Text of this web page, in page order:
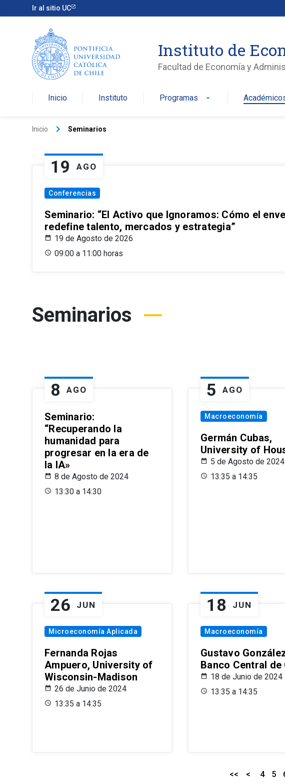
Ir al sitio UC
Instituto de
Facultad de Economía y
Inicio Instituto Programas arrow_drop_down
Inicio keyboard_arrow_right Seminarios
19 AGO
Conferencias
Seminario: “El Activo que Ignoramos: Cómo el
redefine talento, mercados y estrategia”
19 de Agosto de 2026
09:00 a 11:00 horas
Seminarios
8 AGO
Seminario:
“Recuperando la
humanidad para
progresar en la era de
la IA»
8 de Agosto de 2024
13:30 a 14:30
5 AGO
Macroeconomía
Germán Cubas,
University of
5 de Agosto de 2024
13:35 a 14:35
26 JUN
Microeconomía Aplicada
Fernanda Rojas
Ampuero, University of
Wisconsin-Madison
26 de Junio de 2024
13:35 a 14:35
18 JUN
Macroeconomía
Gustavo
Banco Central de
18 de Junio de 2024
13:35 a 14:35
<< < 4 5